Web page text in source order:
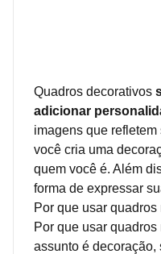
Quadros decorativos
adicionar
imagens que
você cria uma
quem você é. Além
forma de expressar
Por que usar
Por que usar
assunto é